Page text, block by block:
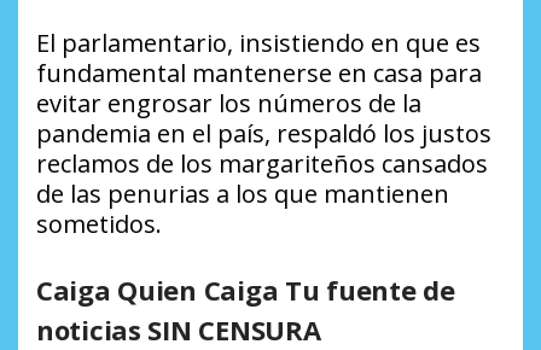
El parlamentario, insistiendo en que es
fundamental mantenerse en casa para
evitar engrosar los números de la
pandemia en el país, respaldó los justos
reclamos de los margariteños cansados
de las penurias a los que mantienen
sometidos.
Caiga Quien Caiga Tu fuente de
noticias SIN CENSURA